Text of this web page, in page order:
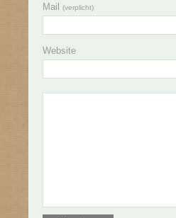
Mail (verplicht)
Website